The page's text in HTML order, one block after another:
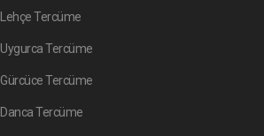
Lehçe Tercüme
Uygurca Tercüme
Gürcüce Tercüme
Danca Tercüme